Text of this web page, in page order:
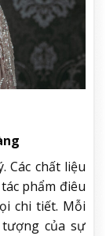
Các chất liệu
phẩm điêu
chi tiết. Mỗi
của sự